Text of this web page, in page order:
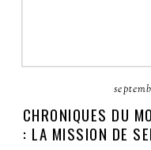
CHRONIQUES DU
: LA MISSION DE